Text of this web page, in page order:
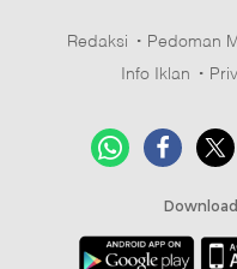
Redaksi Pedoman
Info Iklan